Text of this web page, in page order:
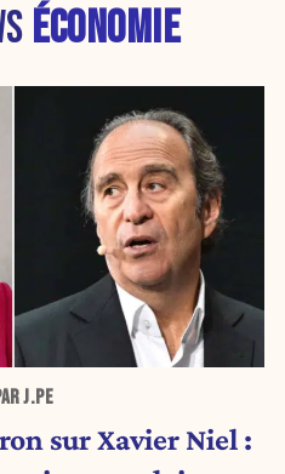
ÉCONOMIE
J.PE
sur Xavier Niel :